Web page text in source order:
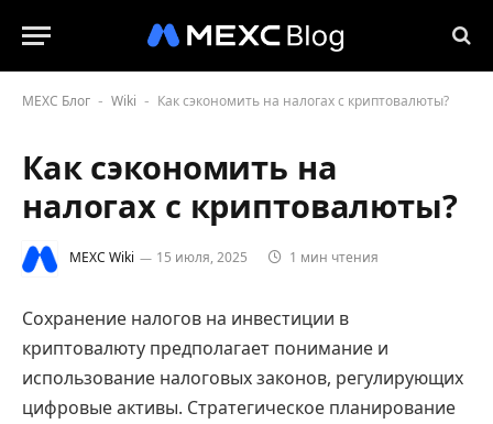
MEXC Блог - Wiki - Как сэкономить на налогах с криптовалюты?
Как сэкономить на
налогах с криптовалюты?
MEXC Wiki 15 июля, 2025 1 мин чтения
Сохранение налогов на инвестиции в
криптовалюту предполагает понимание и
использование налоговых законов, регулирующих
цифровые активы. Стратегическое планирование